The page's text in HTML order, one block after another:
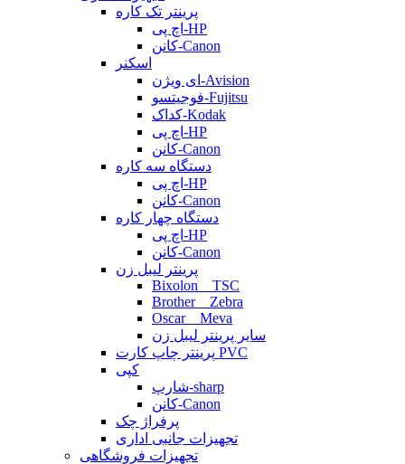
پرینتر تک کاره
اچ پی-HP
کانن-Canon
اسکنر
ای ویژن-Avision
فوجیتسو-Fujitsu
کداک-Kodak
اچ پی-HP
کانن-Canon
دستگاه سه کاره
اچ پی-HP
کانن-Canon
دستگاه چهار کاره
اچ پی-HP
کانن-Canon
پرینتر لیبل زن
Bixolon _ TSC
Brother _ Zebra
Oscar _ Meva
سایر پرینتر لیبل زن
پرینتر چاپ کارت PVC
کپی
شارپ-sharp
کانن-Canon
پرفراژ چک
تجهیزات جانبی اداری
تجهیزات فروشگاهی